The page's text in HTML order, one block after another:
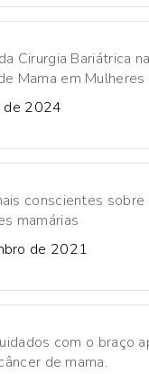
Cirurgia Bariátrica
Mama em Mulheres
de 2024
conscientes sobre
mamárias
de 2021
com o braço
de mama.